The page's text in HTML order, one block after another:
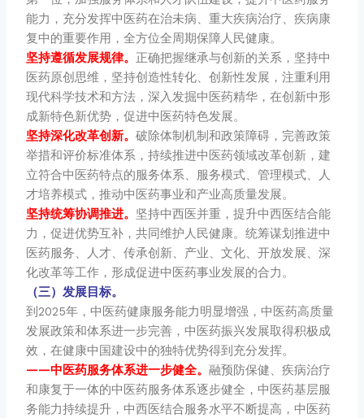
能力，充分发挥中医药在治未病、重大疾病治疗、疾病康
复中的重要作用，全方位全周期保障人民健康。
坚持遵循发展规律。 正确把握继承与创新的关系，坚持中
医药原创思维，坚持创造性转化、创新性发展，注重利用
现代科学技术和方法，深入发掘中医药精华，在创新中形
成新特色新优势，促进中医药特色发展。
坚持深化改革创新。破除体制机制和政策障碍，完善政策
举措和评价标准体系，持续推进中医药领域改革创新，建
立符合中医药特点的服务体系、服务模式、管理模式、人
才培养模式，推动中医药事业和产业高质量发展。
坚持统筹协调推进。 坚持中西医并重，提升中西医结合能
力，促进优势互补，共同维护人民健康。统筹谋划推进中
医药服务、人才、传承创新、产业、文化、开放发展、深
化改革等工作，形成促进中医药事业发展的合力。
（三）发展目标。
到2025年，中医药健康服务能力明显增强，中医药高质量
发展政策和体系进一步完善，中医药振兴发展取得积极成
效，在健康中国建设中的独特优势得到充分发挥。
——中医药服务体系进一步健全。融预防保健、疾病治疗
和康复于一体的中医药服务体系逐步健全，中医药基层服
务能力持续提升，中西医结合服务水平不断提高，中医药